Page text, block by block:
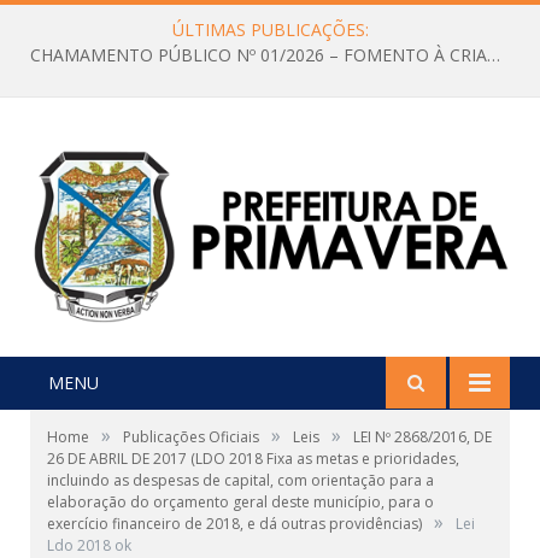
ÚLTIMAS PUBLICAÇÕES:
CHAMAMENTO PÚBLICO Nº 01/2026 – FOMENTO À CRIAÇÃO E A CIRCULAÇÃO DE PRODUÇÕES CULTURAIS – Aldir Blanc
MENU
Home » Publicações Oficiais » Leis »
LEI Nº 2868/2016, DE
26 DE ABRIL DE 2017 (LDO 2018 Fixa as metas e prioridades,
incluindo as despesas de capital, com orientação para a
elaboração do orçamento geral deste município, para o
exercício financeiro de 2018, e dá outras providências) »
Lei
Ldo 2018 ok